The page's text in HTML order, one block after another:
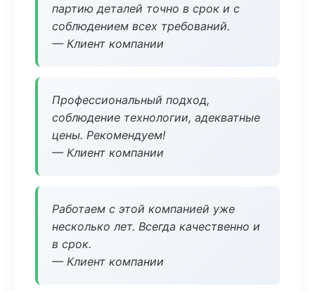
партию деталей точно в срок и с
соблюдением всех требований.
— Клиент компании
Профессиональный подход,
соблюдение технологии, адекватные
цены. Рекомендуем!
— Клиент компании
Работаем с этой компанией уже
несколько лет. Всегда качественно и
в срок.
— Клиент компании